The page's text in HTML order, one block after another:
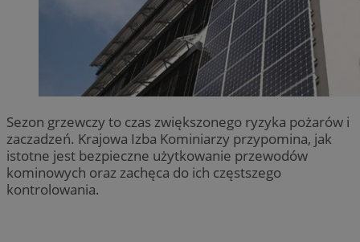
Sezon grzewczy to czas zwiększonego ryzyka pożarów i
zaczadzeń. Krajowa Izba Kominiarzy przypomina, jak
istotne jest bezpieczne użytkowanie przewodów
kominowych oraz zachęca do ich częstszego
kontrolowania.